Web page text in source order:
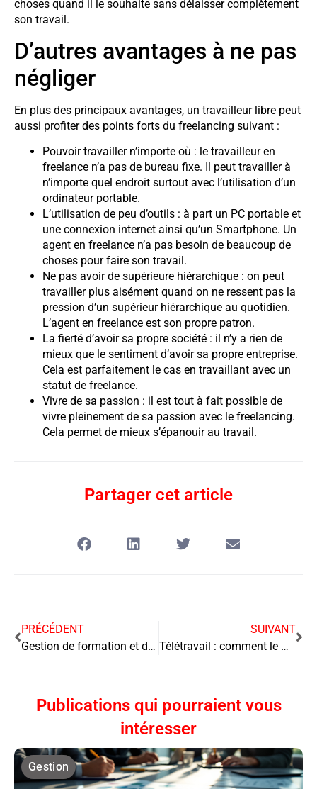
choses quand il le souhaite sans délaisser complètement
son travail.
D’autres avantages à ne pas
négliger
En plus des principaux avantages, un travailleur libre peut
aussi profiter des points forts du freelancing suivant :
Pouvoir travailler n’importe où : le travailleur en
freelance n’a pas de bureau fixe. Il peut travailler à
n’importe quel endroit surtout avec l’utilisation d’un
ordinateur portable.
L’utilisation de peu d’outils : à part un PC portable et
une connexion internet ainsi qu’un Smartphone. Un
agent en freelance n’a pas besoin de beaucoup de
choses pour faire son travail.
Ne pas avoir de supérieure hiérarchique : on peut
travailler plus aisément quand on ne ressent pas la
pression d’un supérieur hiérarchique au quotidien.
L’agent en freelance est son propre patron.
La fierté d’avoir sa propre société : il n’y a rien de
mieux que le sentiment d’avoir sa propre entreprise.
Cela est parfaitement le cas en travaillant avec un
statut de freelance.
Vivre de sa passion : il est tout à fait possible de
vivre pleinement de sa passion avec le freelancing.
Cela permet de mieux s’épanouir au travail.
Partager cet article
PRÉCÉDENT
Gestion de formation et de compétence, un outil de performance
SUIVANT
Télétravail : comment le mettre en place dans votre entreprise ?
Publications qui pourraient vous
intéresser
Gestion